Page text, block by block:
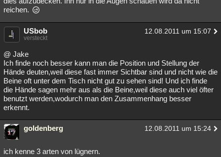
reichen.
USbob 12.08.2011 um 15:07
versteckt
@ Jake
Ich finde noch besser kann man die Position und Stellung der
Hände deuten,weil diese fast immer Sichtbar sind und nicht wie die
Beine oft unter dem Tisch nicht gut zu sehen sind! Und ich finde
die Hände sagen mehr aus als die Beine,weil diese auch viel öfter
benutzt werden,wodurch man den Zusammenhang besser
erkennt.
goldenberg 12.08.2011 um 15:24
ich kenne 3 arten von lügnern.